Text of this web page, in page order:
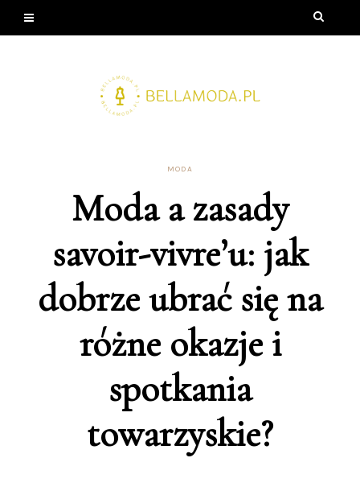
MODA
Moda a zasady
savoir-vivre’u: jak
dobrze ubrać się na
różne okazje i
spotkania
towarzyskie?